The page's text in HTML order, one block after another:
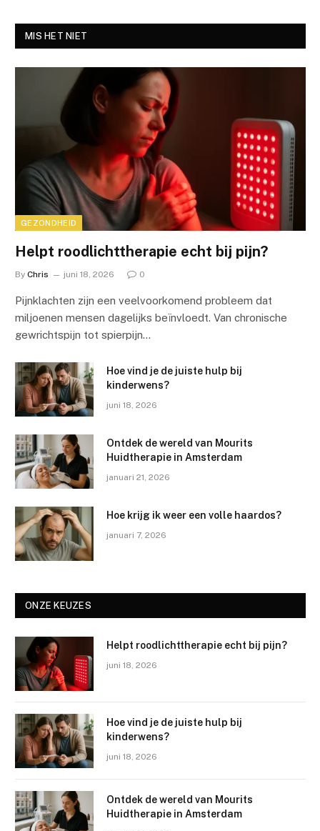
MIS HET NIET
GEZONDHEID
Helpt roodlichttherapie echt bij pijn?
By Chris juni 18, 2026 0
Pijnklachten zijn een veelvoorkomend probleem dat
miljoenen mensen dagelijks beïnvloedt. Van chronische
gewrichtspijn tot spierpijn…
Hoe vind je de juiste hulp bij
kinderwens?
juni 18, 2026
Ontdek de wereld van Mourits
Huidtherapie in Amsterdam
januari 21, 2026
Hoe krijg ik weer een volle haardos?
januari 7, 2026
ONZE KEUZES
Helpt roodlichttherapie echt bij pijn?
juni 18, 2026
Hoe vind je de juiste hulp bij
kinderwens?
juni 18, 2026
Ontdek de wereld van Mourits
Huidtherapie in Amsterdam